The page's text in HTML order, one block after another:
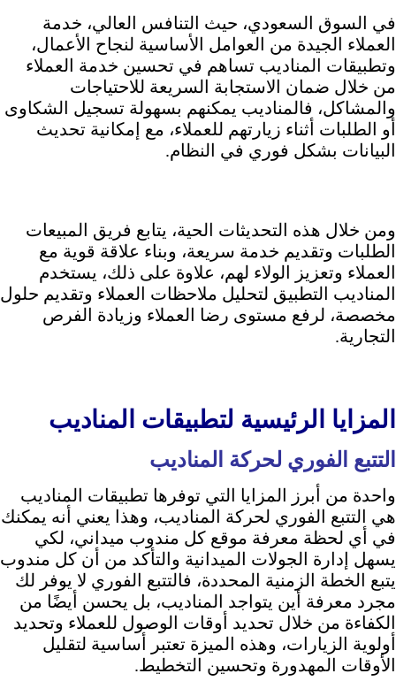
في السوق السعودي، حيث التنافس العالي، خدمة
العملاء الجيدة من العوامل الأساسية لنجاح الأعمال،
وتطبيقات المناديب تساهم في تحسين خدمة العملاء
من خلال ضمان الاستجابة السريعة للاحتياجات
والمشاكل، فالمناديب يمكنهم بسهولة تسجيل الشكاوى
أو الطلبات أثناء زيارتهم للعملاء، مع إمكانية تحديث
البيانات بشكل فوري في النظام.
ومن خلال هذه التحديثات الحية، يتابع فريق المبيعات
الطلبات وتقديم خدمة سريعة، وبناء علاقة قوية مع
العملاء وتعزيز الولاء لهم، علاوة على ذلك، يستخدم
المناديب التطبيق لتحليل ملاحظات العملاء وتقديم حلول
مخصصة، لرفع مستوى رضا العملاء وزيادة الفرص
التجارية.
المزايا الرئيسية لتطبيقات المناديب
التتبع الفوري لحركة المناديب
واحدة من أبرز المزايا التي توفرها تطبيقات المناديب
هي التتبع الفوري لحركة المناديب، وهذا يعني أنه يمكنك
في أي لحظة معرفة موقع كل مندوب ميداني، لكي
يسهل إدارة الجولات الميدانية والتأكد من أن كل مندوب
يتبع الخطة الزمنية المحددة، فالتتبع الفوري لا يوفر لك
مجرد معرفة أين يتواجد المناديب، بل يحسن أيضًا من
الكفاءة من خلال تحديد أوقات الوصول للعملاء وتحديد
أولوية الزيارات، وهذه الميزة تعتبر أساسية لتقليل
الأوقات المهدورة وتحسين التخطيط.